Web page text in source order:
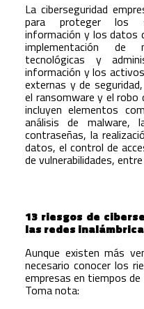
La ciberseguridad
para proteger los
información y los datos
implementación de
tecnológicas y
información y los
externas y de
el ransomware y el robo
incluyen elementos
análisis de malware,
contraseñas, la
datos, el control de
de vulnerabilidades,
13 riesgos de
las redes
Aunque existen más
necesario conocer los
empresas en tiempos de
Toma nota: